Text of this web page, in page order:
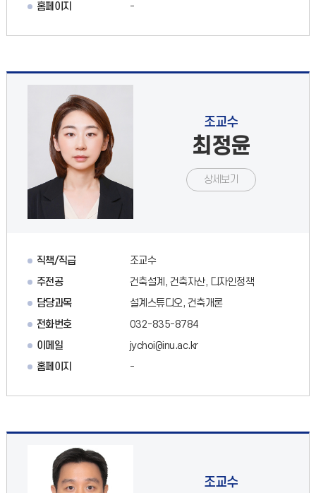
홈페이지
-
조교수
최정윤
상세보기
직책/직급
조교수
주전공
건축설계, 건축자산, 디자인정책
담당과목
설계스튜디오, 건축개론
전화번호
032-835-8784
이메일
jychoi@inu.ac.kr
홈페이지
-
조교수